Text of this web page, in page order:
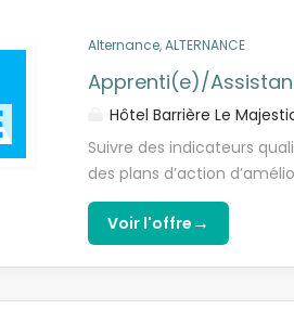
pratique directe au sein
l'activité...
groupe AFTRAL, en CDI
Alternance, ALTERNANCE
Apprenti(e)/
Hôtel Barrière Le
Suivre des indicateurs
des plans d’action
de l’hôtel Suivre des
et réalisation d’audits
Hôtel manager
Voir l'offre →